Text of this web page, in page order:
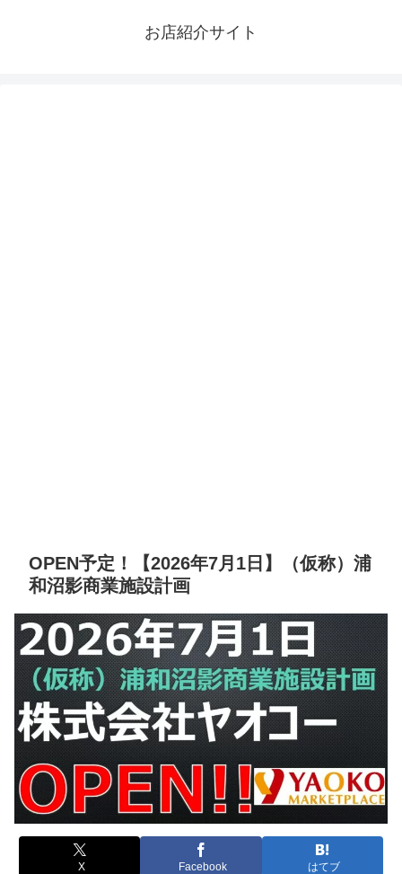
お店紹介サイト
OPEN予定！【2026年7月1日】（仮称）浦
和沼影商業施設計画
X Facebook はてブ